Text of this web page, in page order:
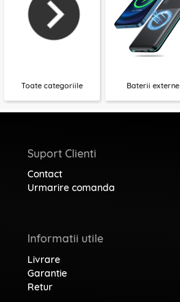
Toate categoriile Baterii externe
Suport Clienti
Contact
Urmarire comanda
Informatii utile
Livrare
Garantie
Retur